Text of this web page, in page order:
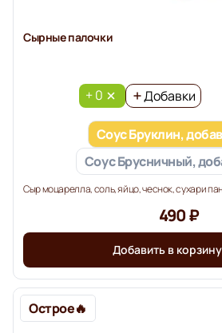
Сырные палочки
+ 0 Добавки
Соус Бруклин,
Соус Брусничный,
Сыр моцарелла, соль, яйцо, чеснок, сухари
490 ₽
Добавить в корзину
Острое🔥️